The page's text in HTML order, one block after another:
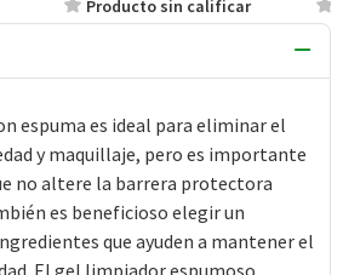
Producto sin calificar
espuma es ideal para eliminar el
y maquillaje, pero es importante
no altere la barrera protectora
es beneficioso elegir un
que ayuden a mantener el
El gel limpiador espumoso